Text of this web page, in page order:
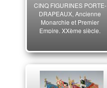
CINQ FIGURINES PORTE-
DRAPEAUX, Ancienne
Monarchie et Premier
Empire, XXème siècle.